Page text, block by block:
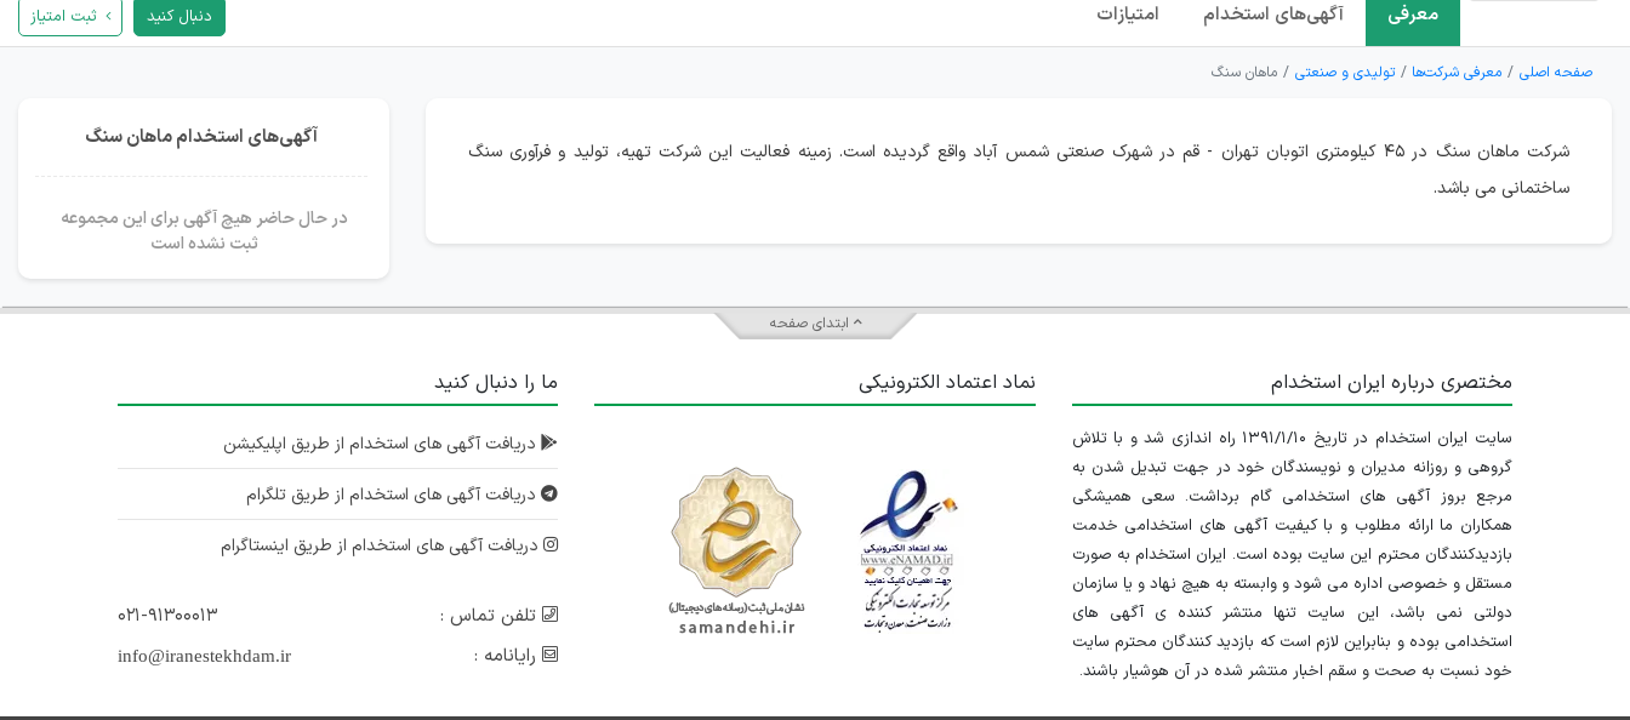
معرفی آگهی‌های استخدام امتیازات دنبال کنید ثبت امتیاز
صفحه اصلی معرفی شرکت‌ها تولیدی و صنعتی ماهان سنگ
شرکت ماهان سنگ در ۴۵ کیلومتری اتوبان تهران - قم در شهرک صنعتی شمس آباد واقع گردیده است. زمینه فعالیت این شرکت تهیه، تولید و فرآوری سنگ
ساختمانی می باشد.
آگهی‌های استخدام ماهان سنگ
در حال حاضر هیچ آگهی برای این مجموعه
ثبت نشده است
ابتدای صفحه
مختصری درباره ایران استخدام
سایت ایران استخدام در تاریخ ۱۳۹۱/۱/۱۰ راه اندازی شد و با تلاش
گروهی و روزانه مدیران و نویسندگان خود در جهت تبدیل شدن به
مرجع بروز آگهی های استخدامی گام برداشت. سعی همیشگی
همکاران ما ارائه مطلوب و با کیفیت آگهی های استخدامی خدمت
بازدیدکنندگان محترم این سایت بوده است. ایران استخدام به صورت
مستقل و خصوصی اداره می شود و وابسته به هیچ نهاد و یا سازمان
دولتی نمی باشد، این سایت تنها منتشر کننده ی آگهی های
استخدامی بوده و بنابراین لازم است که بازدید کنندگان محترم سایت
خود نسبت به صحت و سقم اخبار منتشر شده در آن هوشیار باشند.
نماد اعتماد الکترونیکی ما را دنبال کنید
دریافت آگهی های استخدام از طریق اپلیکیشن
دریافت آگهی های استخدام از طریق تلگرام
دریافت آگهی های استخدام از طریق اینستاگرام
تلفن تماس :
۰۲۱-۹۱۳۰۰۰۱۳
رایانامه :
info@iranestekhdam.ir